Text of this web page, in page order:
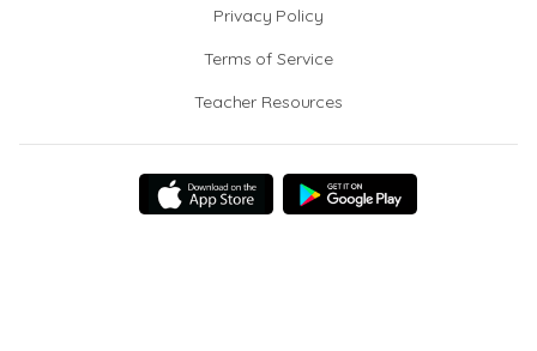
Privacy Policy
Terms of Service
Teacher Resources